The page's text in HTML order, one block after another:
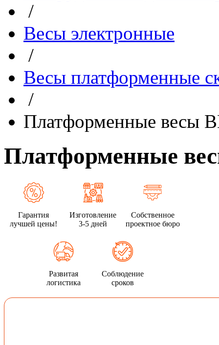
/
Весы электронные
/
Весы платформенные
/
Платформенные весы
Платформенные
Гарантия
лучшей цены!
Изготовление
3-5 дней
Собственное
проектное бюро
Развитая
логистика
Соблюдение
сроков